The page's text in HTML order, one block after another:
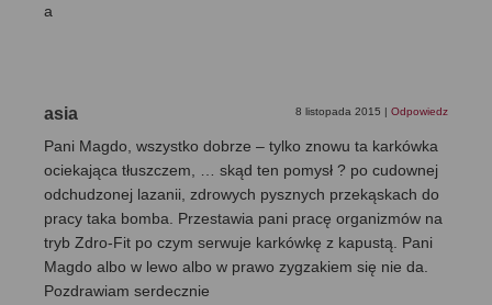
a
asia 8 listopada 2015 | Odpowiedz
Pani Magdo, wszystko dobrze – tylko znowu ta karkówka
ociekająca tłuszczem, … skąd ten pomysł ? po cudownej
odchudzonej lazanii, zdrowych pysznych przekąskach do
pracy taka bomba. Przestawia pani pracę organizmów na
tryb Zdro-Fit po czym serwuje karkówkę z kapustą. Pani
Magdo albo w lewo albo w prawo zygzakiem się nie da.
Pozdrawiam serdecznie